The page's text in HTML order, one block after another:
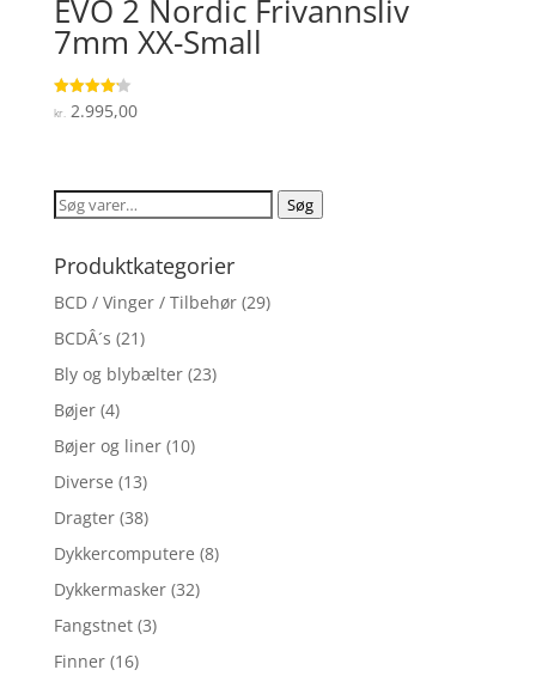
EVO 2 Nordic Frivannsliv
7mm XX-Small
Vurderet
4.2
kr. 2.995,00
Søg
Søg
Produktkategorier
BCD / Vinger / Tilbehør (29)
BCDÂ´s (21)
Bly og blybælter (23)
Bøjer (4)
Bøjer og liner (10)
Diverse (13)
Dragter (38)
Dykkercomputere (8)
Dykkermasker (32)
Fangstnet (3)
Finner (16)